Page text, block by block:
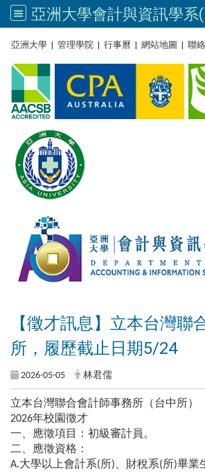
亞洲大學 | 管理學院 | 行事曆 | 網站地圖 | 聯
【徵才訊息】立本台灣聯
所，履歷截止日期5/24
2026-05-05 林君儒
立本台灣聯合會計師事務所（台中所）
2026年校園徵才
一、應徵項目：初級審計員。
二、應徵資格：
A.大學以上會計系(所)、財稅系(所)畢業